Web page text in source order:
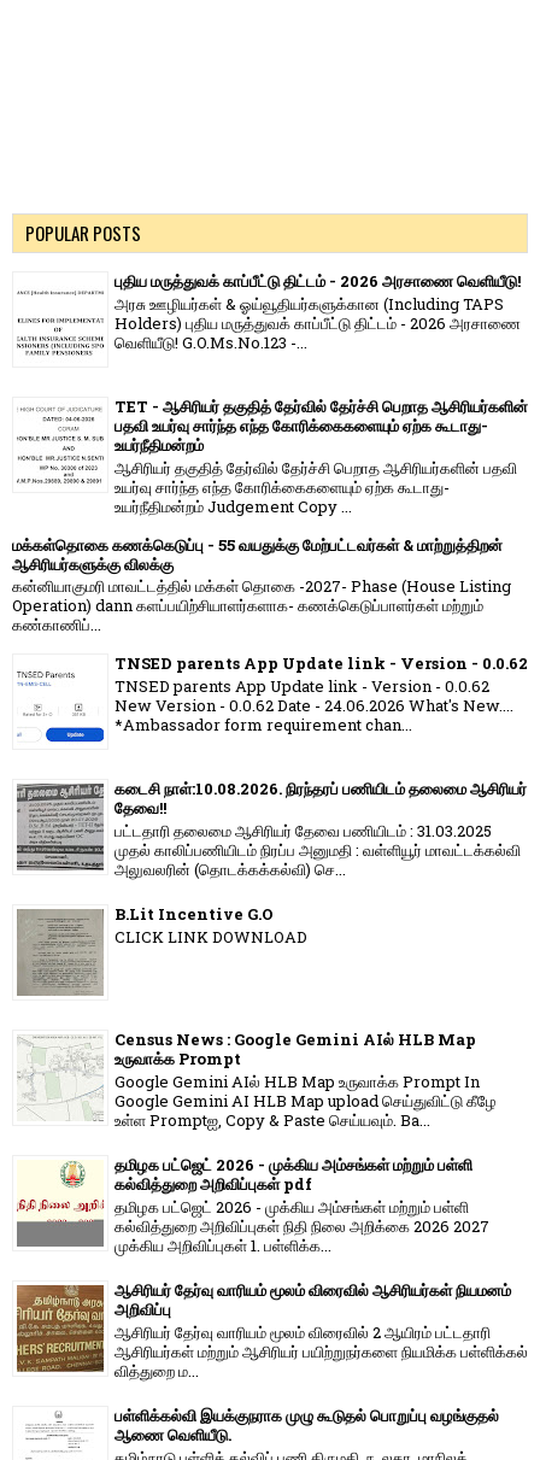
POPULAR POSTS
புதிய மருத்துவக் காப்பீட்டு திட்டம் - 2026 அரசாணை வெளியீடு!
அரசு ஊழியர்கள் & ஓய்வூதியர்களுக்கான (Including TAPS
Holders) புதிய மருத்துவக் காப்பீட்டு திட்டம் - 2026 அரசாணை
வெளியீடு! G.O.Ms.No.123 -...
TET - ஆசிரியர் தகுதித் தேர்வில் தேர்ச்சி பெறாத ஆசிரியர்களின்
பதவி உயர்வு சார்ந்த எந்த கோரிக்கைகளையும் ஏற்க கூடாது-
உயர்நீதிமன்றம்
ஆசிரியர் தகுதித் தேர்வில் தேர்ச்சி பெறாத ஆசிரியர்களின் பதவி
உயர்வு சார்ந்த எந்த கோரிக்கைகளையும் ஏற்க கூடாது-
உயர்நீதிமன்றம் Judgement Copy ...
மக்கள்தொகை கணக்கெடுப்பு - 55 வயதுக்கு மேற்பட்டவர்கள் & மாற்றுத்திறன்
ஆசிரியர்களுக்கு விலக்கு
கன்னியாகுமரி மாவட்டத்தில் மக்கள் தொகை -2027- Phase (House Listing
Operation) dann களப்பயிற்சியாளர்களாக- கணக்கெடுப்பாளர்கள் மற்றும்
கண்காணிப்...
TNSED parents App Update link - Version - 0.0.62
TNSED parents App Update link - Version - 0.0.62
New Version - 0.0.62 Date - 24.06.2026 What's New....
*Ambassador form requirement chan...
கடைசி நாள்:10.08.2026. நிரந்தரப் பணியிடம் தலைமை ஆசிரியர்
தேவை!!
பட்டதாரி தலைமை ஆசிரியர் தேவை பணியிடம் : 31.03.2025
முதல் காலிப்பணியிடம் நிரப்ப அனுமதி : வள்ளியூர் மாவட்டக்கல்வி
அலுவலரின் (தொடக்கக்கல்வி) செ...
B.Lit Incentive G.O
CLICK LINK DOWNLOAD
Census News : Google Gemini AIல் HLB Map
உருவாக்க Prompt
Google Gemini AIல் HLB Map உருவாக்க Prompt In
Google Gemini AI HLB Map upload செய்துவிட்டு கீழே
உள்ள Promptஐ, Copy & Paste செய்யவும். Ba...
தமிழக பட்ஜெட் 2026 - முக்கிய அம்சங்கள் மற்றும் பள்ளி
கல்வித்துறை அறிவிப்புகள் pdf
தமிழக பட்ஜெட் 2026 - முக்கிய அம்சங்கள் மற்றும் பள்ளி
கல்வித்துறை அறிவிப்புகள் நிதி நிலை அறிக்கை 2026 2027
முக்கிய அறிவிப்புகள் 1. பள்ளிக்க...
ஆசிரியர் தேர்வு வாரியம் மூலம் விரைவில் ஆசிரியர்கள் நியமனம்
அறிவிப்பு
ஆசிரியர் தேர்வு வாரி​யம் மூலம் விரை​வில் 2 ஆயிரம் பட்​ட​தாரி
ஆசிரியர்​கள் மற்​றும் ஆசிரியர் பயிற்றுநர்​களை நியமிக்க பள்​ளிக்​கல்​
வித்​துறை ம...
பள்ளிக்கல்வி இயக்குநராக முழு கூடுதல் பொறுப்பு வழங்குதல்
ஆணை வெளியீடு.